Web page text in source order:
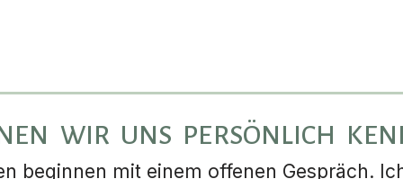
WIR UNS PERSÖNLICH
beginnen mit einem offenen Gespräch.